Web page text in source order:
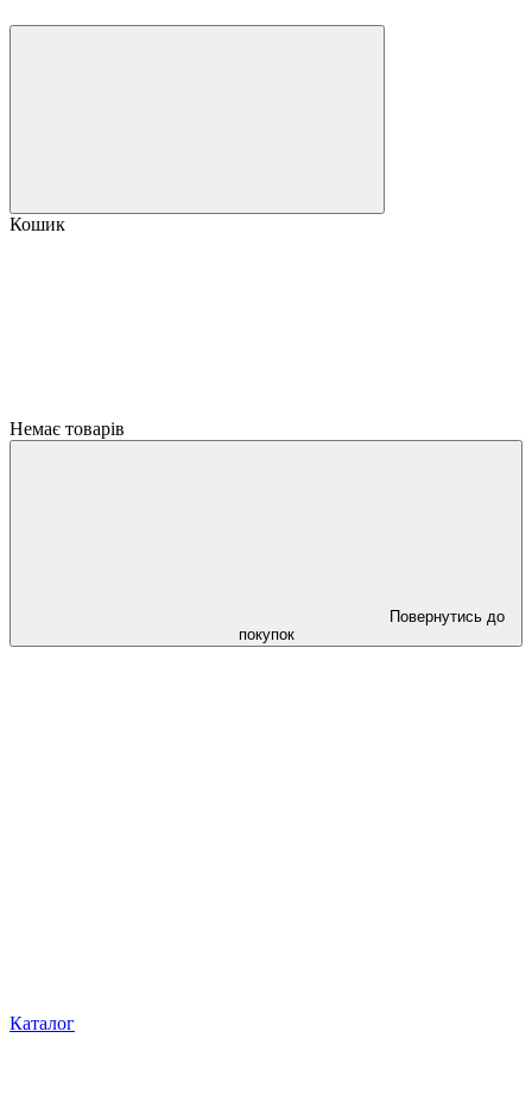
Кошик
Немає товарів
Повернутись до
покупок
Каталог